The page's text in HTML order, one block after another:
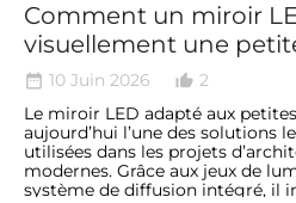
Comment un miroir
visuellement une
date_range 10 Juin 2026 thumb_up_alt 2
Le miroir LED adapté aux
aujourd’hui l’une des solutions
utilisées dans les projets
modernes. Grâce aux jeux de
système de diffusion intégré, il